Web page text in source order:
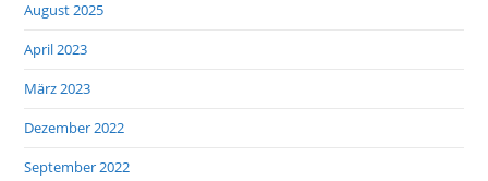
August 2025
April 2023
März 2023
Dezember 2022
September 2022